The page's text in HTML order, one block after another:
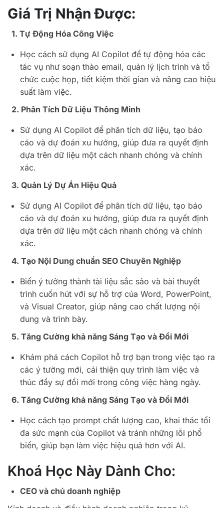
Giá Trị Nhận Được:
1. Tự Động Hóa Công Việc
Học cách sử dụng AI Copilot để tự động hóa các
tác vụ như soạn thảo email, quản lý lịch trình và tổ
chức cuộc họp, tiết kiệm thời gian và nâng cao hiệu
suất làm việc.
2. Phân Tích Dữ Liệu Thông Minh
Sử dụng AI Copilot để phân tích dữ liệu, tạo báo
cáo và dự đoán xu hướng, giúp đưa ra quyết định
dựa trên dữ liệu một cách nhanh chóng và chính
xác.
3. Quản Lý Dự Án Hiệu Quả
Sử dụng AI Copilot để phân tích dữ liệu, tạo báo
cáo và dự đoán xu hướng, giúp đưa ra quyết định
dựa trên dữ liệu một cách nhanh chóng và chính
xác.
4. Tạo Nội Dung chuẩn SEO Chuyên Nghiệp
Biến ý tưởng thành tài liệu sắc sảo và bài thuyết
trình cuốn hút với sự hỗ trợ của Word, PowerPoint,
và Visual Creator, giúp nâng cao chất lượng nội
dung và trình bày.
5. Tăng Cường khả năng Sáng Tạo và Đổi Mới
Khám phá cách Copilot hỗ trợ bạn trong việc tạo ra
các ý tưởng mới, cải thiện quy trình làm việc và
thúc đẩy sự đổi mới trong công việc hàng ngày.
6. Tăng Cường khả năng Sáng Tạo và Đổi Mới
Học cách tạo prompt chất lượng cao, khai thác tối
đa sức mạnh của Copilot và tránh những lỗi phổ
biến, giúp bạn làm việc hiệu quả hơn với AI.
Khoá Học Này Dành Cho:
CEO và chủ doanh nghiệp